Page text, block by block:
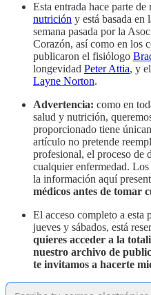
Esta entrada hace parte de
nutrición y está basada en
semana pasada por la
Corazón, así como en los
publicaron el fisiólogo
longevidad Peter Attia, y
Layne Norton.
Advertencia: como en
salud y nutrición,
proporcionado tiene
artículo no pretende
profesional, el proceso de
cualquier enfermedad.
la información aquí
médicos antes de tomar
El acceso completo a esta
jueves y sábados, está
quieres acceder a la
nuestro archivo de
te invitamos a hacerte